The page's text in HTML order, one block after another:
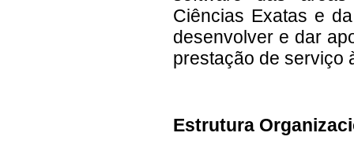
Ciências Exatas e
desenvolver e dar
prestação de serviço
Estrutura